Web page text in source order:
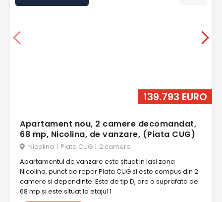
139.793 EURO
Apartament nou, 2 camere decomandat,
68 mp, Nicolina, de vanzare, (Piata CUG)
Nicolina | Piata CUG | 2 camere
Apartamentul de vanzare este situat in Iasi zona
Nicolina, punct de reper Piata CUG si este compus din 2
camere si dependinte. Este de tip D, are o suprafata de
68 mp si este situat la etajul 1